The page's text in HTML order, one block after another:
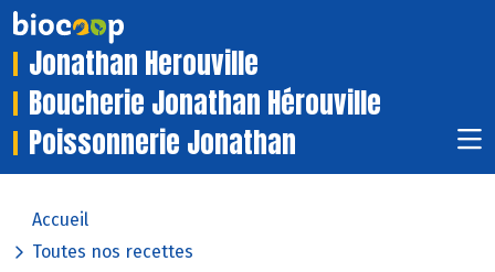
Jonathan Herouville
Boucherie Jonathan Hérouville
Poissonnerie Jonathan
Accueil
Toutes nos recettes